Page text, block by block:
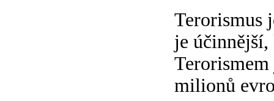
Terorismus
je
milionů